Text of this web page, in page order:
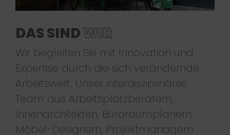
DAS SINDWIR
Wir begleiten Sie mit Innovation und
Expertise durch die sich verändernde
Arbeitswelt. Unser interdisziplinäres
Team aus Arbeitsplatzberatern,
Innenarchitekten, Büroraumplanern,
Möbel-Designern, Projektmanagern